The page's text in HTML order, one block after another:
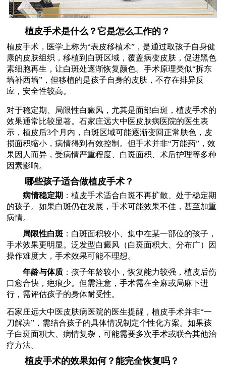
植皮手术是什么？它是怎么工作的？
植皮手术，医学上称为“表皮移植术”，是通过取孩子自身健
康的皮肤组织，移植到白斑区域，覆盖病变皮肤，促进黑色
素细胞再生，让白斑处逐渐恢复颜色。手术原理类似“拆东
墙补西墙”，但移植的是孩子自身的皮肤，不存在排异反
应，安全性较高。
对于稳定期、局限性白癜风，尤其是面部白斑，植皮手术的
效果通常比较显著。石家庄远大中医皮肤病医院的医生表
示，植皮后3个月内，白斑区域可能逐渐变回正常肤色，皮
损面积缩小，病情得到有效控制。但手术并非“万能药”，效
果因人而异，受病情严重程度、白斑面积、术后护理等多种
因素影响。
哪些孩子适合做植皮手术？
病情稳定期 ：植皮手术适合白斑不再扩散、处于稳定期
的孩子。如果白斑仍在发展，手术可能效果不佳，甚至加重
病情。
局限性白斑 ：白斑面积较小、集中在某一部位的孩子，
手术效果更明显。泛发型白癜风（白斑面积大、分布广）因
操作难度大，手术效果可能不理想。
年龄与体质 ：孩子年龄较小，恢复能力较强，植皮后伤
口愈合快，疤痕少。但需注意，手术需在全麻或局麻下进
行，需评估孩子的身体耐受性。
石家庄远大中医皮肤病医院的医生提醒，植皮手术并非“一
刀解决”，需结合孩子的具体情况制定个性化方案。如果孩
子白斑面积大、病情复杂，可能需要多次手术或联合其他治
疗方法。
植皮手术的效果如何？能完全恢复吗？